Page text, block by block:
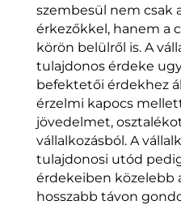
szembesül nem csak
érkezőkkel, hanem a
körön belülről is. A
tulajdonos érdeke
befektetői érdekhez
érzelmi kapocs
jövedelmet,
vállalkozásból. A
tulajdonosi utód
érdekeiben közelebb
hosszabb távon